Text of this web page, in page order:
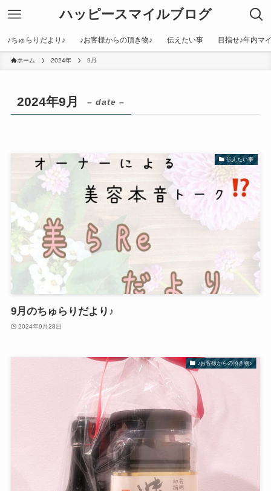
ハッピースマイルブログ
♪ちゅらりだより♪ ♪お客様からの頂き物♪ 伝えたい事 目指せ♪年内マ
ホーム 2024年 9月
2024年9月 – date –
伝えたい事
9月のちゅらりだより♪
2024年9月28日
♪お客様からの頂き物♪